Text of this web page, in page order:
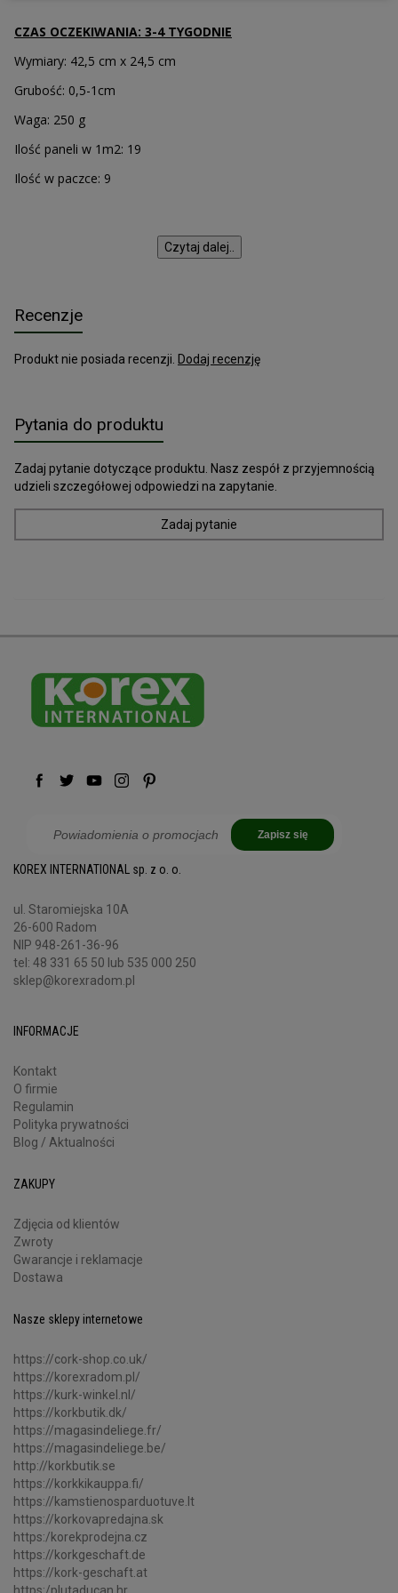
Portfel z korka
Ozdoby świąteczne
CZAS OCZEKIWANIA: 3-4 TYGODNIE
Wymiary: 42,5 cm x 24,5 cm
Grubość: 0,5-1cm
Waga: 250 g
Ilość paneli w 1m2: 19
Ilość w paczce: 9
Czytaj dalej..
Recenzje
Produkt nie posiada recenzji. Dodaj recenzję
Pytania do produktu
Zadaj pytanie dotyczące produktu. Nasz zespół z przyjemnością
udzieli szczegółowej odpowiedzi na zapytanie.
Zadaj pytanie
Zapisz się
KOREX INTERNATIONAL sp. z o. o.
ul. Staromiejska 10A
26-600 Radom
NIP 948-261-36-96
tel: 48 331 65 50 lub 535 000 250
sklep@korexradom.pl
INFORMACJE
Kontakt
O firmie
Regulamin
Polityka prywatności
Blog / Aktualności
ZAKUPY
Zdjęcia od klientów
Zwroty
Gwarancje i reklamacje
Dostawa
Nasze sklepy internetowe
https://cork-shop.co.uk/
https://korexradom.pl/
https://kurk-winkel.nl/
https://korkbutik.dk/
https://magasindeliege.fr/
https://magasindeliege.be/
http://korkbutik.se
https://korkkikauppa.fi/
https://kamstienosparduotuve.lt
https://korkovapredajna.sk
https:/korekprodejna.cz
https://korkgeschaft.de
https://kork-geschaft.at
https:/plutaducan.hr